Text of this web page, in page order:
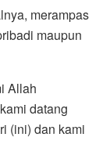
merampas
maupun
Allah
datang
(ini) dan kami